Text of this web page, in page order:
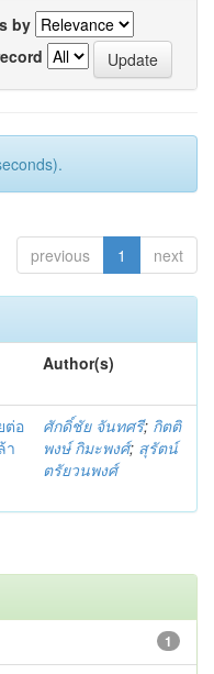
by
previous 1 next
Author(s)
ต่อ
า
ศักดิ์ชัย จันทศรี; กิตติ
พงษ์ กิมะพงศ์; สุรัตน์
ตรัยวนพงศ์
1